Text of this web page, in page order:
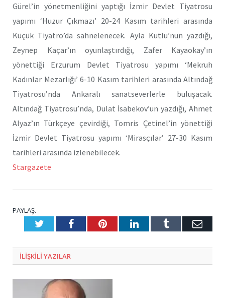
Gürel’in yönetmenliğini yaptığı İzmir Devlet Tiyatrosu
yapımı ‘Huzur Çıkmazı’ 20-24 Kasım tarihleri arasında
Küçük Tiyatro’da sahnelenecek. Ayla Kutlu’nun yazdığı,
Zeynep Kaçar’ın oyunlaştırdığı, Zafer Kayaokay’ın
yönettiği Erzurum Devlet Tiyatrosu yapımı ‘Mekruh
Kadınlar Mezarlığı’ 6-10 Kasım tarihleri arasında Altındağ
Tiyatrosu’nda Ankaralı sanatseverlerle buluşacak.
Altındağ Tiyatrosu’nda, Dulat İsabekov’un yazdığı, Ahmet
Alyaz’ın Türkçeye çevirdiği, Tomris Çetinel’in yönettiği
İzmir Devlet Tiyatrosu yapımı ‘Mirasçılar’ 27-30 Kasım
tarihleri arasında izlenebilecek.
Stargazete
PAYLAŞ.
TwitterFacebookPinterestLinkedInTumblr E-
ILIŞKILI YAZILAR